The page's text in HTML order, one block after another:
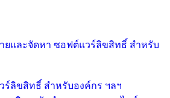
ร์ลิขสิทธิ์ สำหรับองค์กร ฯลฯ